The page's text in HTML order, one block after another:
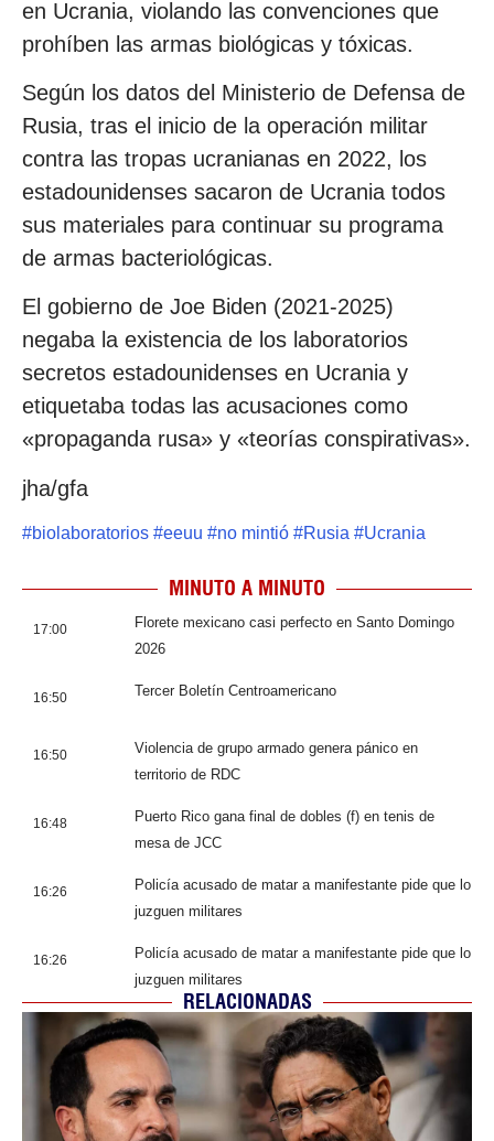
en Ucrania, violando las convenciones que
prohíben las armas biológicas y tóxicas.
Según los datos del Ministerio de Defensa de
Rusia, tras el inicio de la operación militar
contra las tropas ucranianas en 2022, los
estadounidenses sacaron de Ucrania todos
sus materiales para continuar su programa
de armas bacteriológicas.
El gobierno de Joe Biden (2021-2025)
negaba la existencia de los laboratorios
secretos estadounidenses en Ucrania y
etiquetaba todas las acusaciones como
«propaganda rusa» y «teorías conspirativas».
jha/gfa
#biolaboratorios #eeuu #no mintió #Rusia #Ucrania
MINUTO A MINUTO
17:00
Florete mexicano casi perfecto en Santo Domingo
2026
16:50 Tercer Boletín Centroamericano
16:50
Violencia de grupo armado genera pánico en
territorio de RDC
16:48
Puerto Rico gana final de dobles (f) en tenis de
mesa de JCC
16:26
Policía acusado de matar a manifestante pide que lo
juzguen militares
16:26
Policía acusado de matar a manifestante pide que lo
juzguen militares
RELACIONADAS